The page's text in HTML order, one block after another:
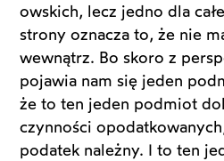
owskich, lecz jedno dla
strony oznacza to, że nie
wewnątrz. Bo skoro z
pojawia nam się jeden
że to ten jeden podmiot
czynności
podatek należny. I to ten